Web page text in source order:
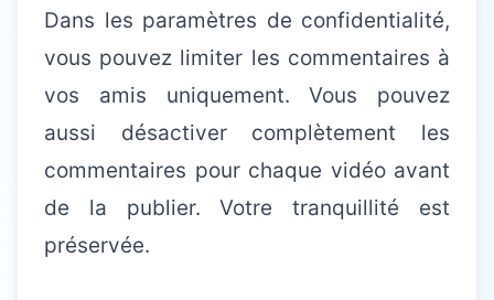
Dans les paramètres de confidentialité,
vous pouvez limiter les commentaires à
vos amis uniquement. Vous pouvez
aussi désactiver complètement les
commentaires pour chaque vidéo avant
de la publier. Votre tranquillité est
préservée.